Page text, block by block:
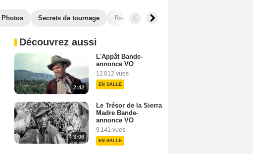
Photos Secrets de tournage Récompenses
Découvrez aussi
2:42
L'Appât Bande-
annonce VO
12 012 vues
EN SALLE
3:06
Le Trésor de la Sierra
Madre Bande-
annonce VO
9 141 vues
EN SALLE